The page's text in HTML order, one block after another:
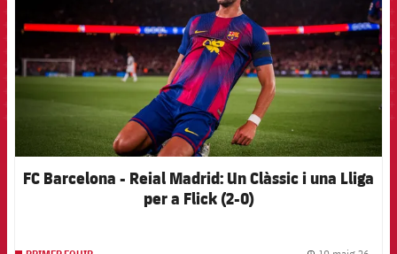
FC Barcelona - Reial Madrid: Un Clàssic i una Lliga
per a Flick (2-0)